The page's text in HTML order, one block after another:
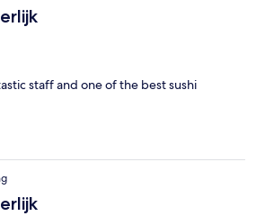
staff and one of the best sushi